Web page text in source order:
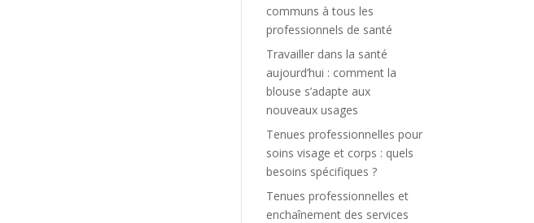
communs à tous les
professionnels de santé
Travailler dans la santé
aujourd’hui : comment la
blouse s’adapte aux
nouveaux usages
Tenues professionnelles pour
soins visage et corps : quels
besoins spécifiques ?
Tenues professionnelles et
enchaînement des services